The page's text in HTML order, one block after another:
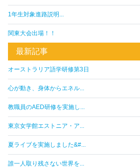
1年生対象進路説明...
関東大会出場！！
最新記事
オーストラリア語学研修第3日
心が動き、身体からエネル...
教職員のAED研修を実施し...
東京女学館エストニア・ア...
夏ライブを実施しました&#...
誰一人取り残さない世界を...